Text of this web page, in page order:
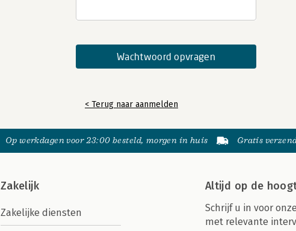
< Terug naar aanmelden
Op werkdagen voor 23:00 besteld, morgen in huis Gratis
Zakelijk
Zakelijke diensten
Altijd op de
Schrijf u in voor
met relevante